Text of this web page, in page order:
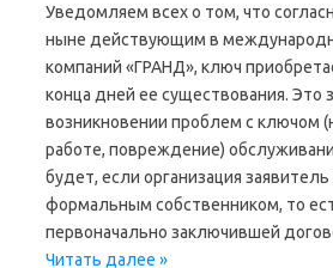
Уведомляем всех о том, что
ныне действующим в
компаний «ГРАНД», ключ
конца дней ее существования. Это
возникновении проблем с ключом
работе, повреждение)
будет, если организация заявитель
формальным собственником, то
первоначально заключившей
Читать далее »